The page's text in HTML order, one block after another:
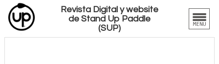
Revista Digital y website
de Stand Up Paddle
(SUP)